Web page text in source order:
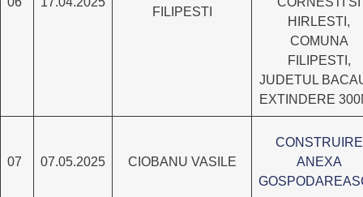
FILIPESTI
HIRLESTI,
COMUNA
FILIPESTI,
JUDETUL
EXTINDERE
07 07.05.2025 CIOBANU VASILE
CONSTRUIRE
ANEXA